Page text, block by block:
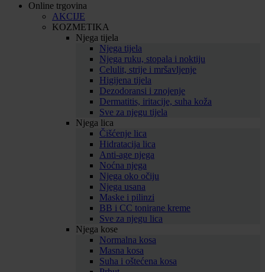
Online trgovina
AKCIJE
KOZMETIKA
Njega tijela
Njega tijela
Njega ruku, stopala i noktiju
Celulit, strije i mršavljenje
Higijena tijela
Dezodoransi i znojenje
Dermatitis, iritacije, suha koža
Sve za njegu tijela
Njega lica
Čišćenje lica
Hidratacija lica
Anti-age njega
Noćna njega
Njega oko očiju
Njega usana
Maske i pilinzi
BB i CC tonirane kreme
Sve za njegu lica
Njega kose
Normalna kosa
Masna kosa
Suha i oštećena kosa